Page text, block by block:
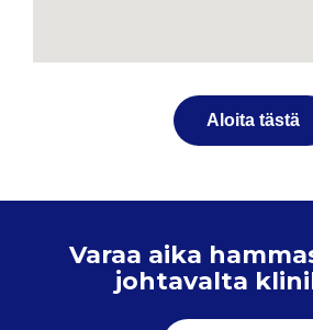
Aloita tästä
Varaa aika
johtavalta